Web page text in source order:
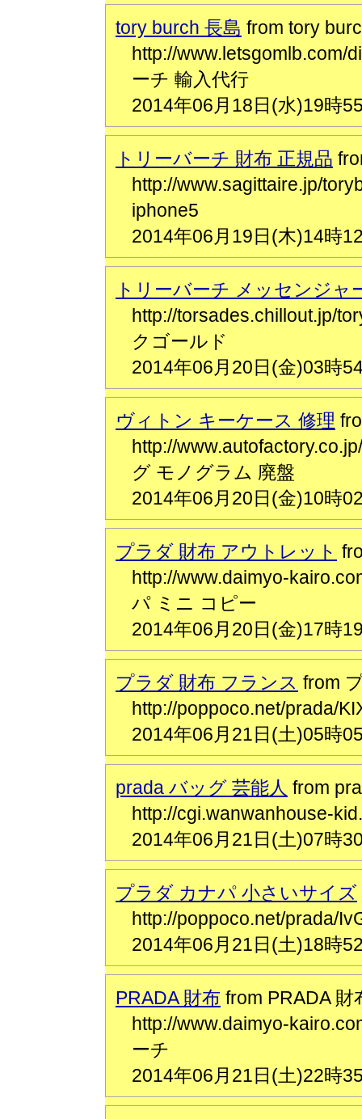
tory burch 長島 from tory
http://www.letsgomlb.com/
ーチ 輸入代行
2014年06月18日(水)19時
トリーバーチ 財布 正規品
http://www.sagittaire.jp/
iphone5
2014年06月19日(木)14時
トリーバーチ メッセンジャ
http://torsades.chillout.jp/
クゴールド
2014年06月20日(金)03時
ヴィトン キーケース 修理
http://
グ モノグラム 廃盤
2014年06月20日(金)10時
プラダ 財布 アウトレット
http://www.daimyo-
パ ミニ コピー
2014年06月20日(金)17時
プラダ 財布 フランス from
http://poppoco.net/prada/
2014年06月21日(土)05時
prada バッグ 芸能人 from
http://cgi.wanwanhouse-
2014年06月21日(土)07時
プラダ カナパ 小さいサイズ
http://poppoco.net/prada/
2014年06月21日(土)18時
PRADA 財布 from PRADA 財
http://www.daimyo-
ーチ
2014年06月21日(土)22時